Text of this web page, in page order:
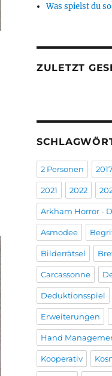
Was spielst du
ZULETZT
2 Personen 2017
2021 2022
Arkham Horror -
Asmodee
Bilderrätsel
Carcassonne
Deduktionsspiel
Erweiterungen
Hand
Kooperativ